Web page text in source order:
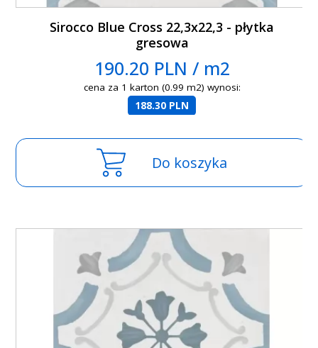
Sirocco Blue Cross 22,3x22,3 - płytka
gresowa
190.20 PLN / m2
cena za 1 karton (0.99 m2) wynosi:
188.30 PLN
Do koszyka